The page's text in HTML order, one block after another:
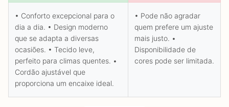
• Conforto excepcional para o
dia a dia. • Design moderno
que se adapta a diversas
ocasiões. • Tecido leve,
perfeito para climas quentes. •
Cordão ajustável que
proporciona um encaixe ideal.
• Pode não agradar
quem prefere um ajuste
mais justo. •
Disponibilidade de
cores pode ser limitada.